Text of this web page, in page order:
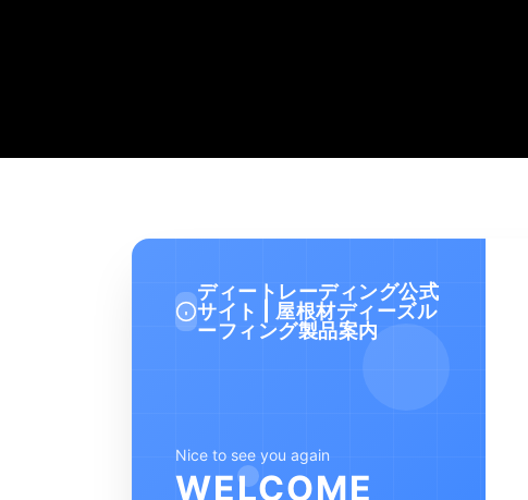
ディートレーディング公式
サイト | 屋根材ディーズル
ーフィング製品案内
Nice to see you again
WELCOME